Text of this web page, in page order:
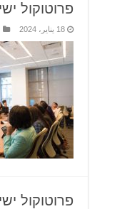
פרוטוקול
18 يناير، 2024
פרוטוקול